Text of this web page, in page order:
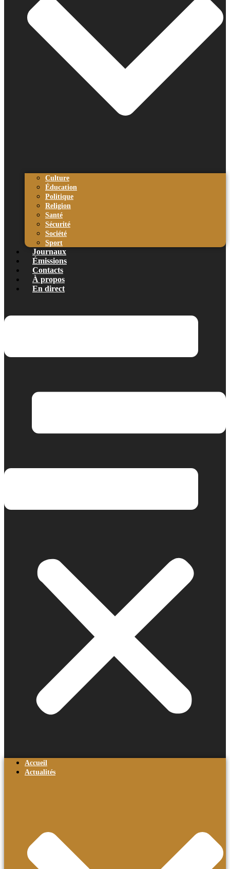
Culture
Éducation
Politique
Religion
Santé
Sécurité
Société
Sport
Journaux
Émissions
Contacts
À propos
En direct
Accueil
Actualités